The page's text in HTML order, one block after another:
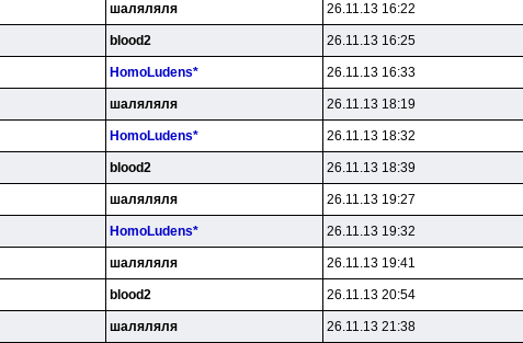
шаляляля 26.11.13 16:22
blood2 26.11.13 16:25
HomoLudens* 26.11.13 16:33
шаляляля 26.11.13 18:19
HomoLudens* 26.11.13 18:32
blood2 26.11.13 18:39
шаляляля 26.11.13 19:27
HomoLudens* 26.11.13 19:32
шаляляля 26.11.13 19:41
blood2 26.11.13 20:54
шаляляля 26.11.13 21:38